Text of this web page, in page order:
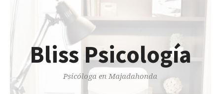
Bliss Psicología
Psicóloga en Majadahonda